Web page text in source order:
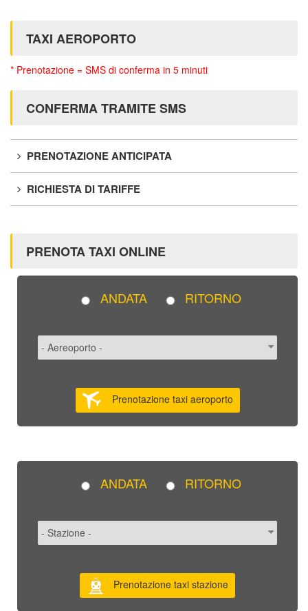
TAXI AEROPORTO
* Prenotazione = SMS di conferma in 5 minuti
CONFERMA TRAMITE SMS
PRENOTAZIONE ANTICIPATA
RICHIESTA DI TARIFFE
PRENOTA TAXI ONLINE
ANDATA RITORNO
Prenotazione taxi aeroporto
ANDATA RITORNO
Prenotazione taxi stazione